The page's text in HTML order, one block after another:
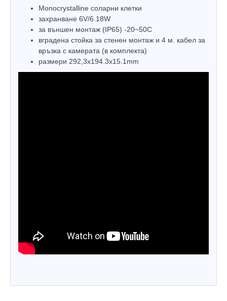
Monocrystalline соларни клетки
захранване 6V/6.18W
за външен монтаж (IP65) -20~50C
вградена стойка за стенен монтаж и 4 м. кабел за
връзка с камерата (в комплекта)
размери 292,3х194.3х15.1mm